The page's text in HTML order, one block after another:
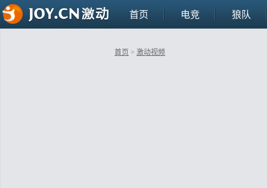
首页 电竞 狼队
首页 > 激动视频